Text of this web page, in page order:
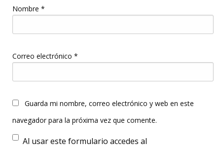
Nombre *
Correo electrónico *
Guarda mi nombre, correo electrónico y web en este
navegador para la próxima vez que comente.
Al usar este formulario accedes al